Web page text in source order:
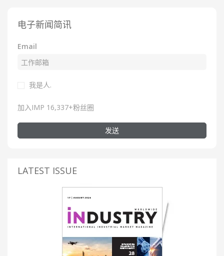
电子新闻简讯
Email
我是人.
加入IMP 16,337+粉丝圈
发送
LATEST ISSUE